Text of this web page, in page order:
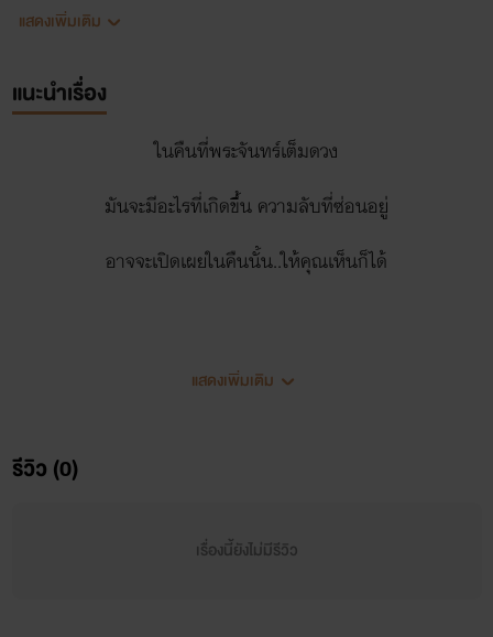
ยาโอย
แสดงเพิ่มเติม
แนะนำเรื่อง
ในคืนที่พระจันทร์เต็มดวง
มันจะมีอะไรที่เกิดขึ้น ความลับที่ซ่อนอยู่
อาจจะเปิดเผยในคืนนั้น..ให้คุณเห็นก็ได้
-นิยายเรื่องนี้มีเนื้อหาที่มีฉาก NC หากใครที่ไม่อยากจะดูให้รีบกด
แสดงเพิ่มเติม
รีวิว (0)
เรื่องนี้ยังไม่มีรีวิว